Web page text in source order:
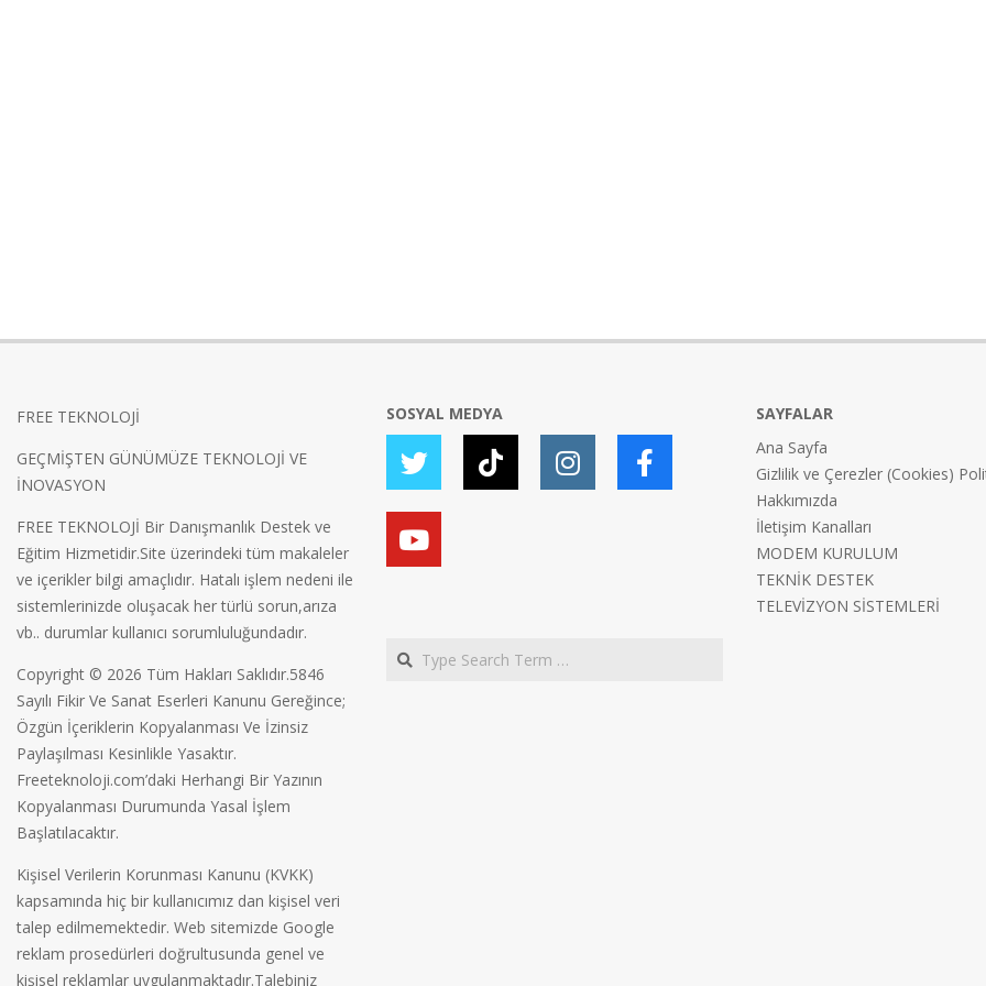
FREE TEKNOLOJİ
GEÇMİŞTEN GÜNÜMÜZE TEKNOLOJİ VE
İNOVASYON
FREE TEKNOLOJİ Bir Danışmanlık Destek ve
Eğitim Hizmetidir.Site üzerindeki tüm makaleler
ve içerikler bilgi amaçlıdır. Hatalı işlem nedeni ile
sistemlerinizde oluşacak her türlü sorun,arıza
vb.. durumlar kullanıcı sorumluluğundadır.
Copyright © 2026 Tüm Hakları Saklıdır.5846
Sayılı Fikir Ve Sanat Eserleri Kanunu Gereğince;
Özgün İçeriklerin Kopyalanması Ve İzinsiz
Paylaşılması Kesinlikle Yasaktır.
Freeteknoloji.com’daki Herhangi Bir Yazının
Kopyalanması Durumunda Yasal İşlem
Başlatılacaktır.
Kişisel Verilerin Korunması Kanunu (KVKK)
kapsamında hiç bir kullanıcımız dan kişisel veri
talep edilmemektedir. Web sitemizde Google
reklam prosedürleri doğrultusunda genel ve
kişisel reklamlar uygulanmaktadır.Talebiniz
SOSYAL MEDYA
Search
SAYFALAR
Ana Sayfa
Gizlilik ve Çerezler (Cookies)
Hakkımızda
İletişim Kanalları
MODEM KURULUM
TEKNİK DESTEK
TELEVİZYON SİSTEMLERİ